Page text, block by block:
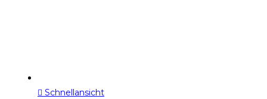
Schnellansicht